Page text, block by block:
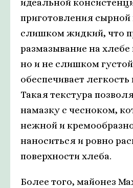
идеальной
приготовления сырной
слишком жидкий, что
размазывание на хлебе
но и не слишком
обеспечивает
Такая текстура
намазку с чесноком,
нежной и
наноситься и ровно
поверхности хлеба.
Более того, майонез